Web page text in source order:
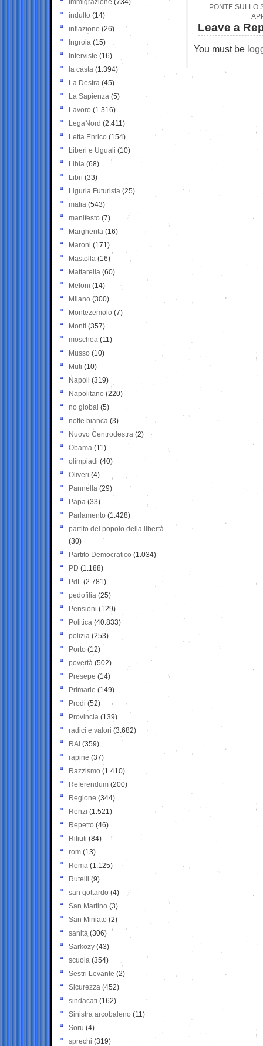
PONTE SULLO
Leave a
You must be
Immigrazione (734)
indulto (14)
inflazione (26)
Ingroia (15)
Interviste (16)
la casta (1.394)
La Destra (45)
La Sapienza (5)
Lavoro (1.316)
LegaNord (2.411)
Letta Enrico (154)
Liberi e Uguali (10)
Libia (68)
Libri (33)
Liguria Futurista (25)
mafia (543)
manifesto (7)
Margherita (16)
Maroni (171)
Mastella (16)
Mattarella (60)
Meloni (14)
Milano (300)
Montezemolo (7)
Monti (357)
moschea (11)
Musso (10)
Muti (10)
Napoli (319)
Napolitano (220)
no global (5)
notte bianca (3)
Nuovo Centrodestra (2)
Obama (11)
olimpiadi (40)
Oliveri (4)
Pannella (29)
Papa (33)
Parlamento (1.428)
partito del popolo della libertà
(30)
Partito Democratico (1.034)
PD (1.188)
PdL (2.781)
pedofilia (25)
Pensioni (129)
Politica (40.833)
polizia (253)
Porto (12)
povertà (502)
Presepe (14)
Primarie (149)
Prodi (52)
Provincia (139)
radici e valori (3.682)
RAI (359)
rapine (37)
Razzismo (1.410)
Referendum (200)
Regione (344)
Renzi (1.521)
Repetto (46)
Rifiuti (84)
rom (13)
Roma (1.125)
Rutelli (9)
san gottardo (4)
San Martino (3)
San Miniato (2)
sanità (306)
Sarkozy (43)
scuola (354)
Sestri Levante (2)
Sicurezza (452)
sindacati (162)
Sinistra arcobaleno (11)
Soru (4)
sprechi (319)